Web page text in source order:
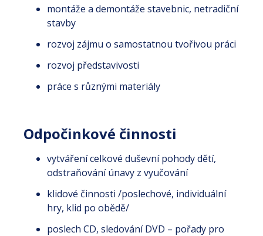
montáže a demontáže stavebnic, netradiční
stavby
rozvoj zájmu o samostatnou tvořivou práci
rozvoj představivosti
práce s různými materiály
Odpočinkové činnosti
vytváření celkové duševní pohody dětí,
odstraňování únavy z vyučování
klidové činnosti /poslechové, individuální
hry, klid po obědě/
poslech CD, sledování DVD – pořady pro